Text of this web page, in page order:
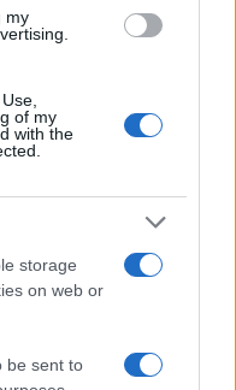
my
of my
with the
storage
on web or
be sent to
Σήμερα ανοίγει
προηγούνται
και το
ισχυρίστηκε ο
της Βρετανίδας
και το
οδηγός από